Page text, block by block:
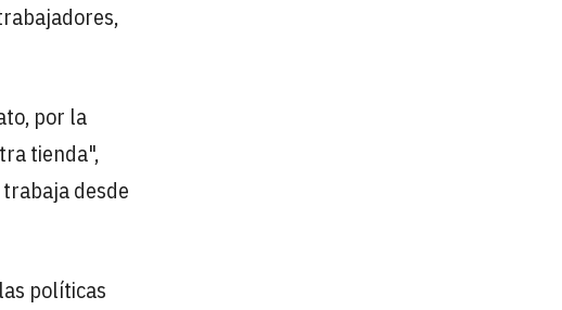
por la
tienda",
desde
políticas